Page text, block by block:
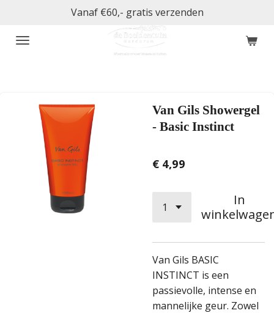
naar
Vanaf €60,- gratis verzenden
Van Gils Showergel
- Basic Instinct
€ 4,99
In
Van Gils BASIC
INSTINCT is een
passievolle, intense en
mannelijke geur. Zowel